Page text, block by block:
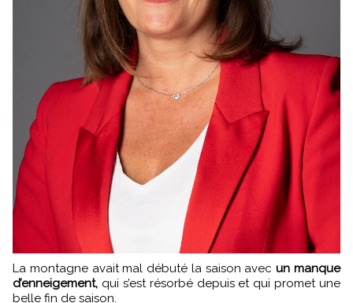
La montagne avait mal débuté la saison avecun manque
d’enneigement, qui s’est résorbé depuis et qui promet une
belle fin de saison.